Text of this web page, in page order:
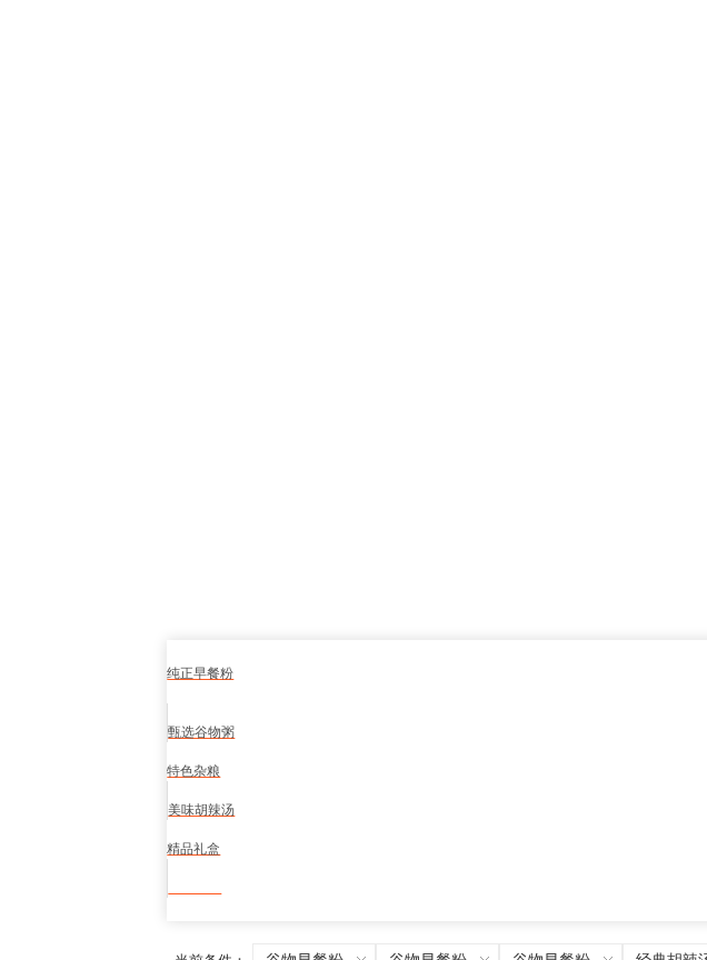
纯正早餐粉
甄选谷物粥
特色杂粮
美味胡辣汤
精品礼盒